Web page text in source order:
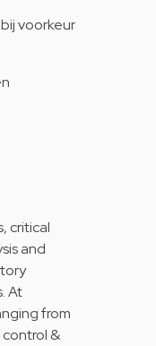
voorkeur
critical
and
At
from
control &